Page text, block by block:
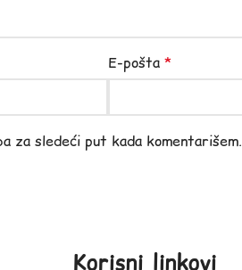
E-pošta *
za sledeći put kada komentarišem.
Korisni linkovi